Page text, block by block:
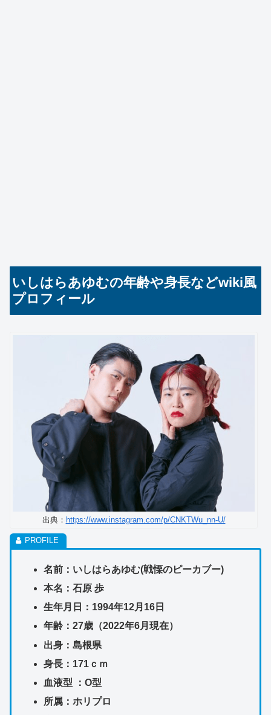
いしはらあゆむの年齢や身長などwiki風
プロフィール
出典： https://www.instagram.com/p/CNKTWu_nn-U/
名前：いしはらあゆむ(戦慄のピーカブー)
本名：石原 歩
生年月日：1994年12月16日
年齢：27歳（2022年6月現在）
出身：島根県
身長：171ｃｍ
血液型 ：O型
所属：ホリプロ